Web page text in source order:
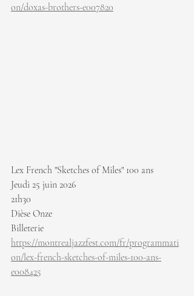
on/doxas-brothers-e007820
Lex French "Sketches of Miles" 100 ans
Jeudi 25 juin 2026
21h30
Dièse Onze
Billeterie
https://montrealjazzfest.com/fr/programmati
on/lex-french-sketches-of-miles-100-ans-
e008425